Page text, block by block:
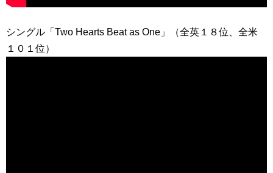
シングル「Two Hearts Beat as One」（全英１８位、全米
１０１位）